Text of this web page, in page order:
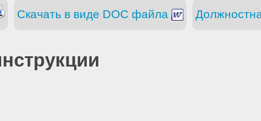
Скачать в виде DOC файла